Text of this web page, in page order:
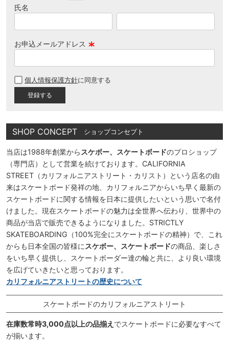
氏名
お申込メールアドレス
須
個人情報保護方針に同意する
SHOP CONCEPT ショップコンセプト
当店は1988年創業から スケボー、スケートボードのプロショップ
（専門店）として営業を続けております。CALIFORNIA
STREET（カリフォルニアストリート・カリスト）という店名の由
来はスケートボード発祥の地、カリフォルニアからいち早く最新の
スケートボードに関する情報を日本に提供したいという思いで名付
けました。現在スケートボードの魅力は全世界へ伝わり、世界中の
商品が当店で販売できるようになりました。STRICTLY
SKATEBOARDING（100%完全にスケートボードの精神）で、これ
からも日本全国の皆様に スケボー、スケートボードの商品、楽しさ
をいち早く提供し、スケートボーダー達の輪と共に、より良い環境
を広げていきたいと思っております。
カリフォルニアストリートの歴史について
スケートボードのカリフォルニアストリート
在庫数常時3,000点以上の品揃え でスケートボードに必要なすべて
が揃います。